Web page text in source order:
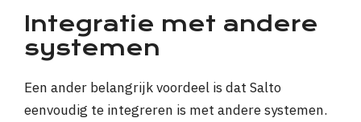
Integratie met andere
systemen
Een ander belangrijk voordeel is dat Salto
eenvoudig te integreren is met andere systemen.